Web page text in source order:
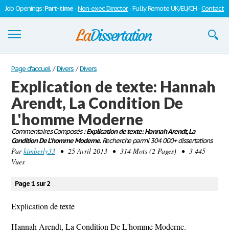
Job Openings:Part-time -Non-exec Director- Fully Remote UK/EU/CH -Contact
Dissertations
S'inscrire
Se connecter
Contactez-nous
Page d'accueil / Divers / Divers
Explication de texte: Hannah
Arendt, La Condition De
L'homme Moderne
Commentaires Composés: Explication de texte: Hannah Arendt, La
Condition De L'homme Moderne.Recherche parmi 304 000+ dissertations
Parkimberly33 • 25 Avril 2013 • 314 Mots (2 Pages) • 3 445
Vues
Page 1 sur 2
Explication de texte
Hannah Arendt, La Condition De L'homme Moderne.